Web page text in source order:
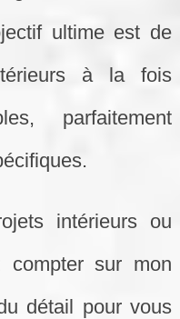
ultime est de
à la fois
parfaitement
intérieurs ou
compter sur mon
détail pour vous